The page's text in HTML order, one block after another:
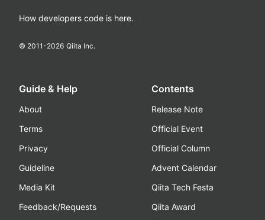
How developers code is here.
© 2011-2026 Qiita Inc.
Guide & Help
About
Terms
Privacy
Guideline
Media Kit
Feedback/Requests
Contents
Release Note
Official Event
Official Column
Advent Calendar
Qiita Tech Festa
Qiita Award